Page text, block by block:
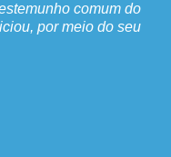
comum do
por meio do seu